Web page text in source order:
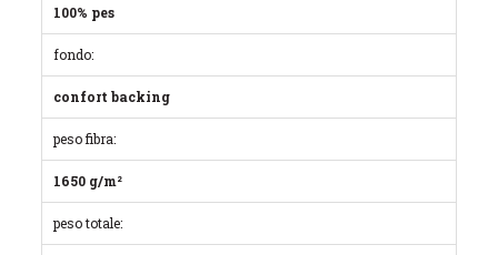
100% pes
fondo:
confort backing
peso fibra:
1650 g/m²
peso totale: